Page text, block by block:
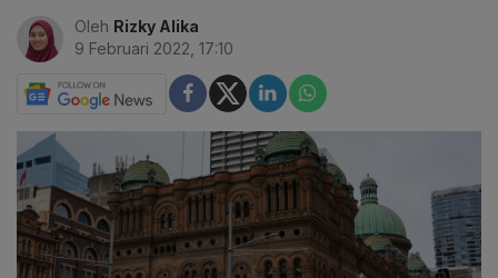
Oleh Rizky Alika
9 Februari 2022, 17:10